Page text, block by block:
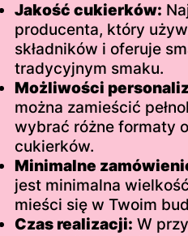
Jakość cukierków:
producenta, który
składników i oferuje
tradycyjnym smaku.
Możliwości
można zamieścić
wybrać różne formaty
cukierków.
Minimalne
jest minimalna
mieści się w Twoim
Czas realizacji: W